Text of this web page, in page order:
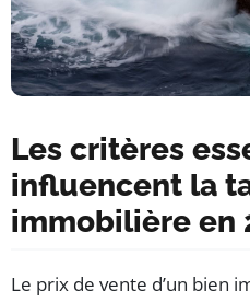
Les critères
influencent la
immobilière en
Le prix de vente d’un bien